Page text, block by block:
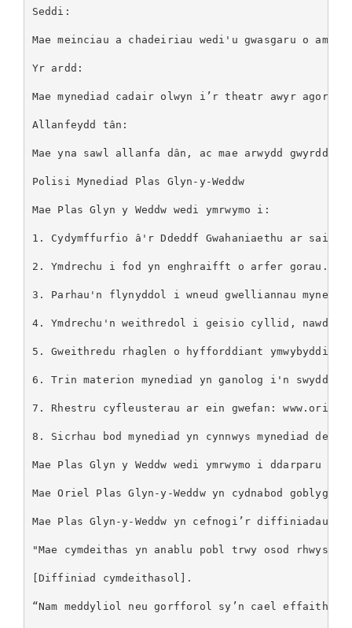
Seddi:
Mae meinciau a chadeiriau wedi'u gwasgaru o
Yr ardd:
Mae mynediad cadair olwyn i’r theatr awyr
Allanfeydd tân:
Mae yna sawl allanfa dân, ac mae arwydd gwyrdd
Polisi Mynediad Plas Glyn-y-Weddw
Mae Plas Glyn y Weddw wedi ymrwymo i:
1. Cydymffurfio â'r Ddeddf Gwahaniaethu ar sail
2. Ymdrechu i fod yn enghraifft o arfer gorau.
3. Parhau'n flynyddol i wneud gwelliannau
4. Ymdrechu'n weithredol i geisio cyllid, nawdd a
5. Gweithredu rhaglen o hyfforddiant
6. Trin materion mynediad yn ganolog i'n
7. Rhestru cyfleusterau ar ein gwefan:
8. Sicrhau bod mynediad yn cynnwys mynediad
Mae Plas Glyn y Weddw wedi ymrwymo i
Mae Oriel Plas Glyn-y-Weddw yn cydnabod
Mae Plas Glyn-y-Weddw yn cefnogi’r diffiniadau
"Mae cymdeithas yn anablu pobl trwy osod
[Diffiniad cymdeithasol].
“Nam meddyliol neu gorfforol sy’n cael effaith